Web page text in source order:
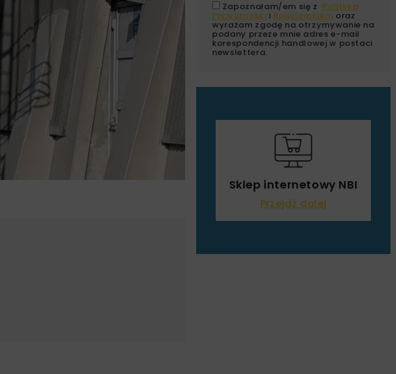
Zapoznałam/em się z Polityką
Prywatności i Regulaminem oraz
wyrażam zgodę na otrzymywanie na
podany przeze mnie adres e-mail
korespondencji handlowej w postaci
newslettera.
Sklep internetowy NBI
Przejdź dalej